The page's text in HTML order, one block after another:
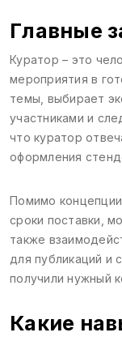
Главные
Куратор – это
мероприятия в
темы, выбирает
участниками и
что куратор
оформления
Помимо
сроки поставки,
также
для публикаций и
получили нужный
Какие